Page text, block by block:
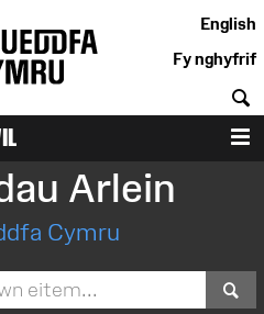
English
Fy nghyfrif
Arlein
Cymru